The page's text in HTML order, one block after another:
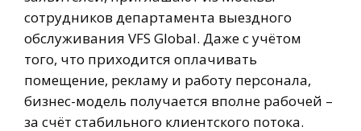
сотрудников департамента выездного
обслуживания VFS Global. Даже с учётом
того, что приходится оплачивать
помещение, рекламу и работу персонала,
бизнес-модель получается вполне рабочей –
за счёт стабильного клиентского потока.